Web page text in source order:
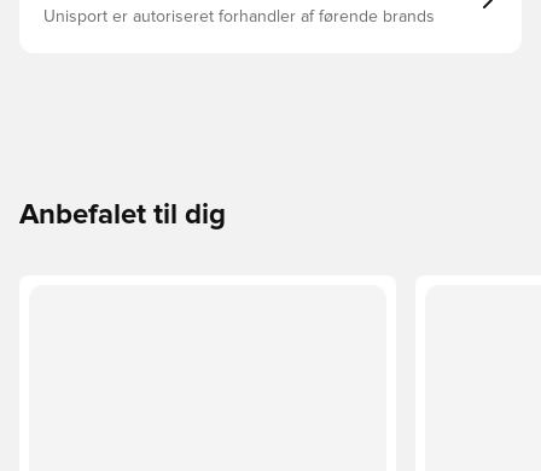
Unisport er autoriseret forhandler af førende brands
Anbefalet til dig